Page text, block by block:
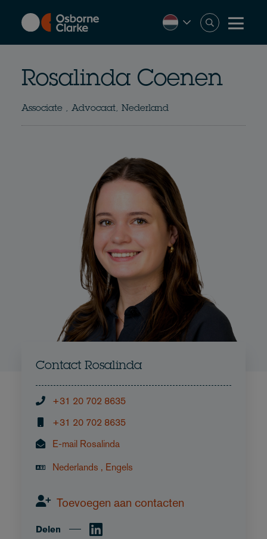
content
Rosalinda Coenen
Associate , Advocaat, Nederland
Contact Rosalinda
+31 20 702 8635
+31 20 702 8635
E-mail Rosalinda
Nederlands , Engels
Toevoegen aan contacten
Delen